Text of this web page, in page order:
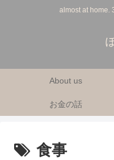
almost at home.
About us
お金の話
食事